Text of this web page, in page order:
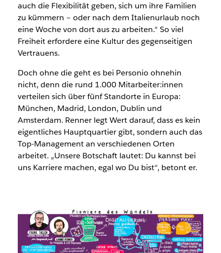
auch die Flexibilität geben, sich um ihre Familien
zu kümmern – oder nach dem Italienurlaub noch
eine Woche von dort aus zu arbeiten.“ So viel
Freiheit erfordere eine Kultur des gegenseitigen
Vertrauens.
Doch ohne die geht es bei Personio ohnehin
nicht, denn die rund 1.000 Mitarbeiter:innen
verteilen sich über fünf Standorte in Europa:
München, Madrid, London, Dublin und
Amsterdam. Renner legt Wert darauf, dass es kein
eigentliches Hauptquartier gibt, sondern auch das
Top-Management an verschiedenen Orten
arbeitet. „Unsere Botschaft lautet: Du kannst bei
uns Karriere machen, egal wo Du bist“, betont er.